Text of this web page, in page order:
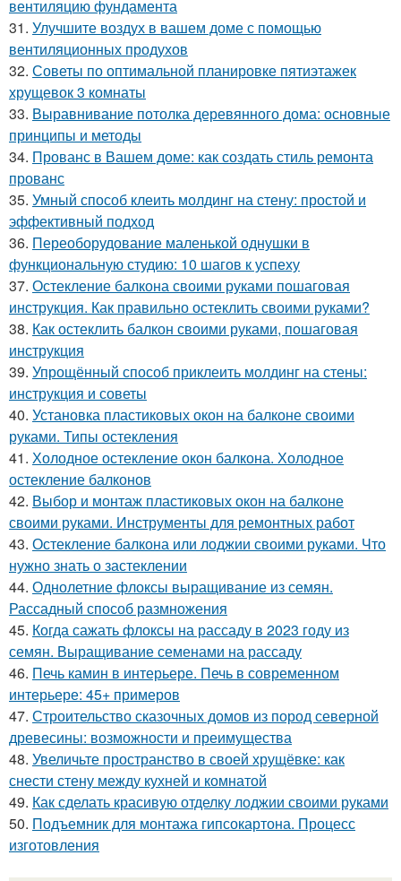
вентиляцию фундамента
31. Улучшите воздух в вашем доме с помощью
вентиляционных продухов
32. Советы по оптимальной планировке пятиэтажек
хрущевок 3 комнаты
33. Выравнивание потолка деревянного дома: основные
принципы и методы
34. Прованс в Вашем доме: как создать стиль ремонта
прованс
35. Умный способ клеить молдинг на стену: простой и
эффективный подход
36. Переоборудование маленькой однушки в
функциональную студию: 10 шагов к успеху
37. Остекление балкона своими руками пошаговая
инструкция. Как правильно остеклить своими руками?
38. Как остеклить балкон своими руками, пошаговая
инструкция
39. Упрощённый способ приклеить молдинг на стены:
инструкция и советы
40. Установка пластиковых окон на балконе своими
руками. Типы остекления
41. Холодное остекление окон балкона. Холодное
остекление балконов
42. Выбор и монтаж пластиковых окон на балконе
своими руками. Инструменты для ремонтных работ
43. Остекление балкона или лоджии своими руками. Что
нужно знать о застеклении
44. Однолетние флоксы выращивание из семян.
Рассадный способ размножения
45. Когда сажать флоксы на рассаду в 2023 году из
семян. Выращивание семенами на рассаду
46. Печь камин в интерьере. Печь в современном
интерьере: 45+ примеров
47. Строительство сказочных домов из пород северной
древесины: возможности и преимущества
48. Увеличьте пространство в своей хрущёвке: как
снести стену между кухней и комнатой
49. Как сделать красивую отделку лоджии своими руками
50. Подъемник для монтажа гипсокартона. Процесс
изготовления